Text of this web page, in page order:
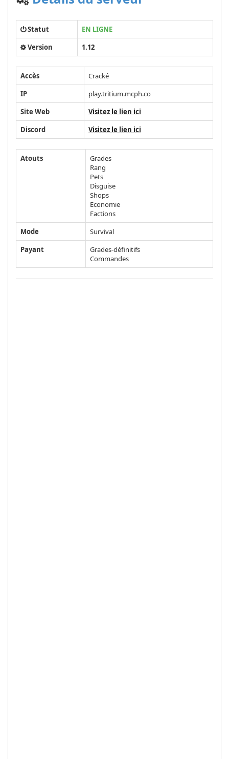
Statut
EN LIGNE
Version
1.12
Accès
Cracké
IP
play.tritium.mcph.co
Site Web
Visitez le lien ici
Discord
Visitez le lien ici
Atouts
Grades
Rang
Pets
Disguise
Shops
Economie
Factions
Mode
Survival
Payant
Grades-définitifs
Commandes